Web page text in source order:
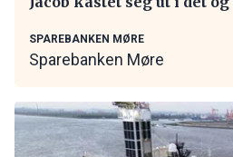
SPAREBANKEN MØRE
Sparebanken Møre